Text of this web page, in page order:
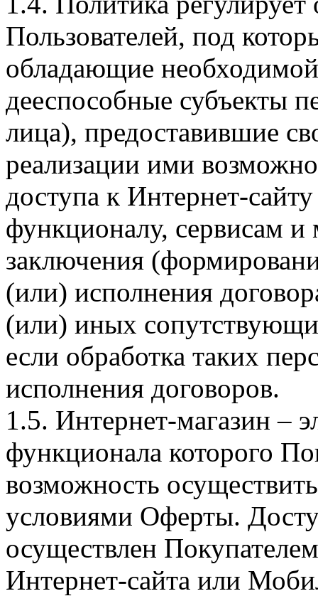
Пользователей, под
обладающие
дееспособные субъекты
лица), предоставившие
реализации ими
доступа к Интернет-
функционалу, сервисам и
заключения
(или) исполнения
(или) иных
если обработка таких
исполнения договоров.
1.5. Интернет-магазин –
функционала которого
возможность
условиями Оферты.
осуществлен
Интернет-сайта или